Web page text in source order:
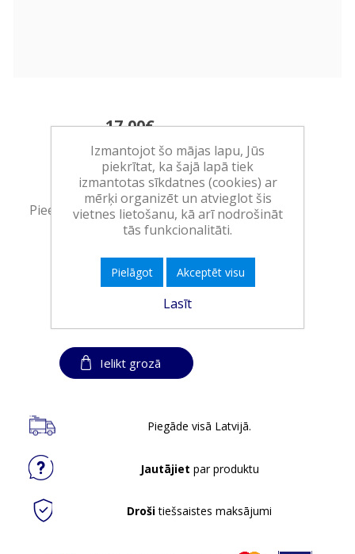
17,00€
(23,61 EUR/l)
Ražotājs:HENKEL
Pieejamība:>10 vienības noliktavā
9000101849448
10
Ielikt grozā
Piegāde visā Latvijā.
Jautājiet par produktu
Drošitiešsaistes maksājumi
Izmantojot šo mājas lapu, Jūs
piekrītat, ka šajā lapā tiek
izmantotas sīkdatnes (cookies) ar
mērķi organizēt un atvieglot šis
vietnes lietošanu, kā arī nodrošināt
tās funkcionalitāti.
Pielāgot Akceptēt visu
Lasīt